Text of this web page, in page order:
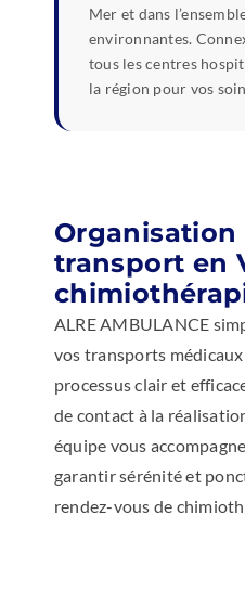
Mer et dans
environnantes.
tous les centres
la région pour vos
Organisation
transport en
ALRE AMBULANCE
vos transports médicaux
processus clair et
de contact à la
équipe vous
garantir sérénité et
rendez-vous de